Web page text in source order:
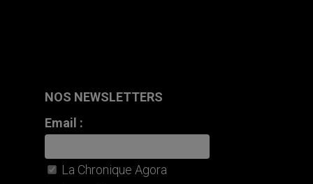
NOS NEWSLETTERS
Email :
La Chronique Agora